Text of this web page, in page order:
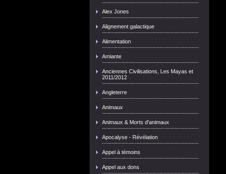
Alex Jones
Alignement galactique
Alimentation
Amiante
Anciennes Civilisations, Les Mayas et
2011/2012
Angleterre
Animaux
Animaux & Morts d'animaux
Apocalyse - Révélation
Appel à témoins
Appel aux dons